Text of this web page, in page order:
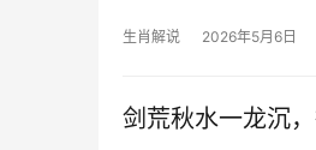
生肖解说 2026年5月6日
剑荒秋水一龙沉